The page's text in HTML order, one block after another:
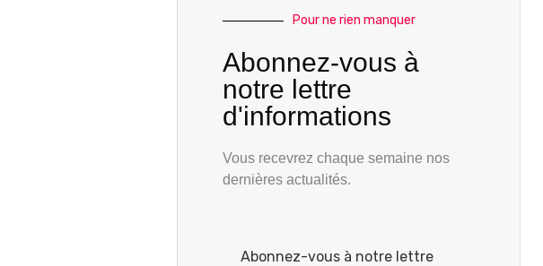
Pour ne rien manquer
Abonnez-vous à
notre lettre
d'informations
Vous recevrez chaque semaine nos
dernières actualités.
Abonnez-vous à notre lettre